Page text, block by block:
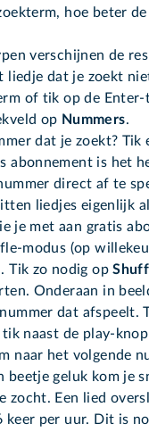
hoe beter
verschijnen de
liedje dat je zoekt
of tik op de
op Nummers.
dat je zoekt? Tik
abonnement is het
direct af te
liedjes eigenlijk
je met aan gratis
modus (op
Tik zo nodig op
Onderaan in
dat afspeelt.
naast de play-knop
naar het volgende
beetje geluk kom je
zocht. Een lied
keer per uur. Dit is